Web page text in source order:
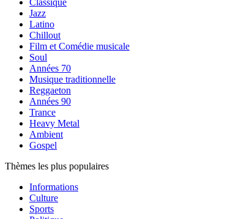
Classique
Jazz
Latino
Chillout
Film et Comédie musicale
Soul
Années 70
Musique traditionnelle
Reggaeton
Années 90
Trance
Heavy Metal
Ambient
Gospel
Thèmes les plus populaires
Informations
Culture
Sports